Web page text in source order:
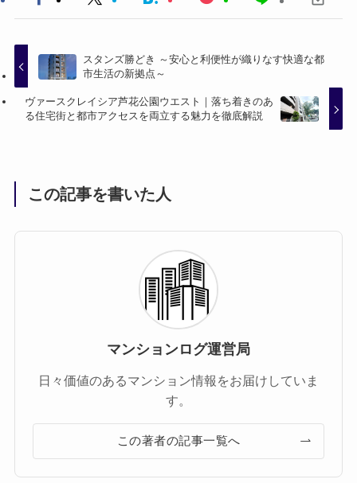
スタンズ勝どき ～安心と利便性が織りなす快適な都
市生活の新拠点～
ヴァースクレイシア芦花公園ウエスト｜落ち着きのあ
る住宅街と都市アクセスを両立する魅力を徹底解説
この記事を書いた人
マンションログ運営局
日々価値のあるマンション情報をお届けしていま
す。
この著者の記事一覧へ